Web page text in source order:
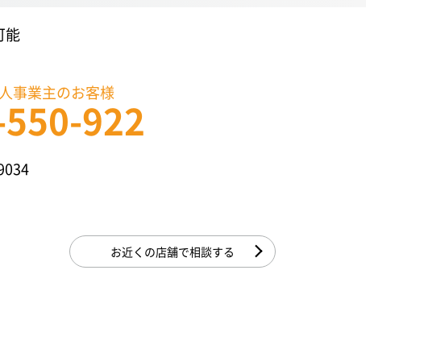
能
事業主のお客様
922
お近くの店舗で相談する